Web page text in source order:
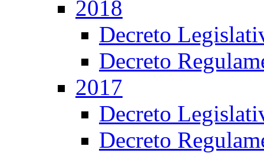
2018
Decreto
Decreto
2017
Decreto
Decreto